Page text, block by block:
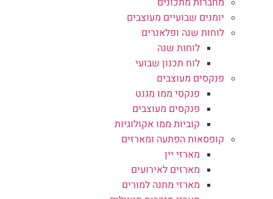
יומנים שבועיים מעוצבים
לוחות שנה ופלאנרים
לוחות שנה
לוח תכנון שבועי
פנקסים מעוצבים
פנקסי ממו מגנט
פנקסים מעוצבים
קוביות ממו אקולוגיות
קופסאות הפתעה ומארזים
מארזי יין
מארזים לאירועים
מארזי מתנה למורים